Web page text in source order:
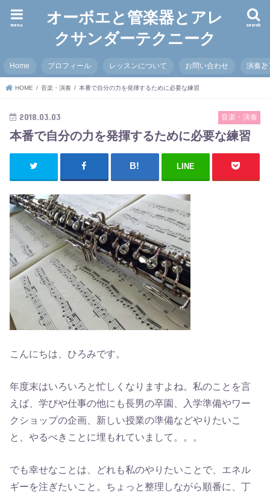
オーボエと管楽器とアレ
クサンダーテクニーク
search
menu
Home プロフィール レッスンについて お問い合わせ 演奏と
HOME 音楽・演奏 本番で自分の力を発揮するために必要な練習
音楽・演奏
2018.03.03
本番で自分の力を発揮するために必要な練習
LINE
こんにちは、ひろみです。
年度末はいろいろと忙しくなりますよね。私のことを言
えば、学びや仕事の他にも長男の卒園、入学準備やワー
クショップの企画、新しい授業の準備などやりたいこ
と、やるべきことに埋もれていまして。。。
でも幸せなことは、どれも私のやりたいことで、エネル
ギーを注ぎたいこと。ちょっと整理しながら順番に、丁